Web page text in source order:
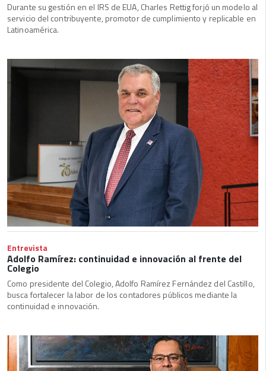
Durante su gestión en el IRS de EUA, Charles Rettig forjó un modelo al
servicio del contribuyente, promotor de cumplimiento y replicable en
Latinoamérica.
Entrevista
Adolfo Ramírez: continuidad e innovación al frente del
Colegio
Como presidente del Colegio, Adolfo Ramírez Fernández del Castillo,
busca fortalecer la labor de los contadores públicos mediante la
continuidad e innovación.